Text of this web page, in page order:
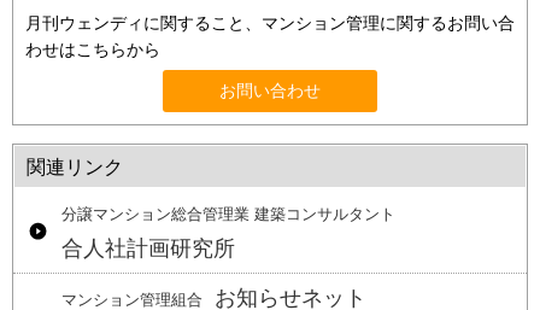
月刊ウェンディに関すること、マンション管理に関するお問い合
わせはこちらから
お問い合わせ
関連リンク
分譲マンション総合管理業 建築コンサルタント
合人社計画研究所
マンション管理組合 お知らせネット